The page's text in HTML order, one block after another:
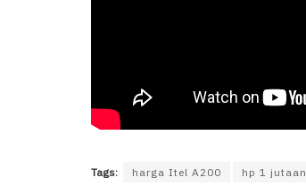
Tags: harga Itel A200 hp 1 jutaan